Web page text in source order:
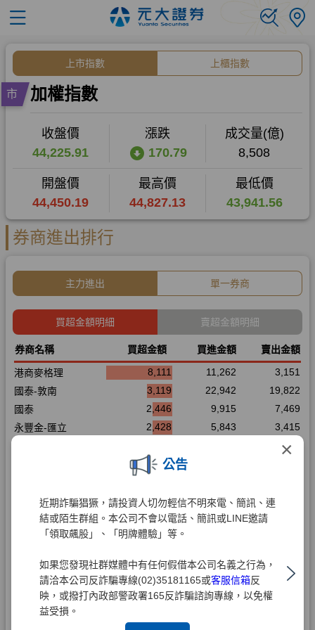
×
公告
近期詐騙猖獗，請投資人切勿輕信不明來電、簡訊、連
結或陌生群組。本公司不會以電話、簡訊或LINE邀請
「領取飆股」、「明牌體驗」等。
如果您發現社群媒體中有任何假借本公司名義之行為，
請洽本公司反詐騙專線(02)35181165或客服信箱反
映，或撥打內政部警政署165反詐騙諮詢專線，以免權
益受損。